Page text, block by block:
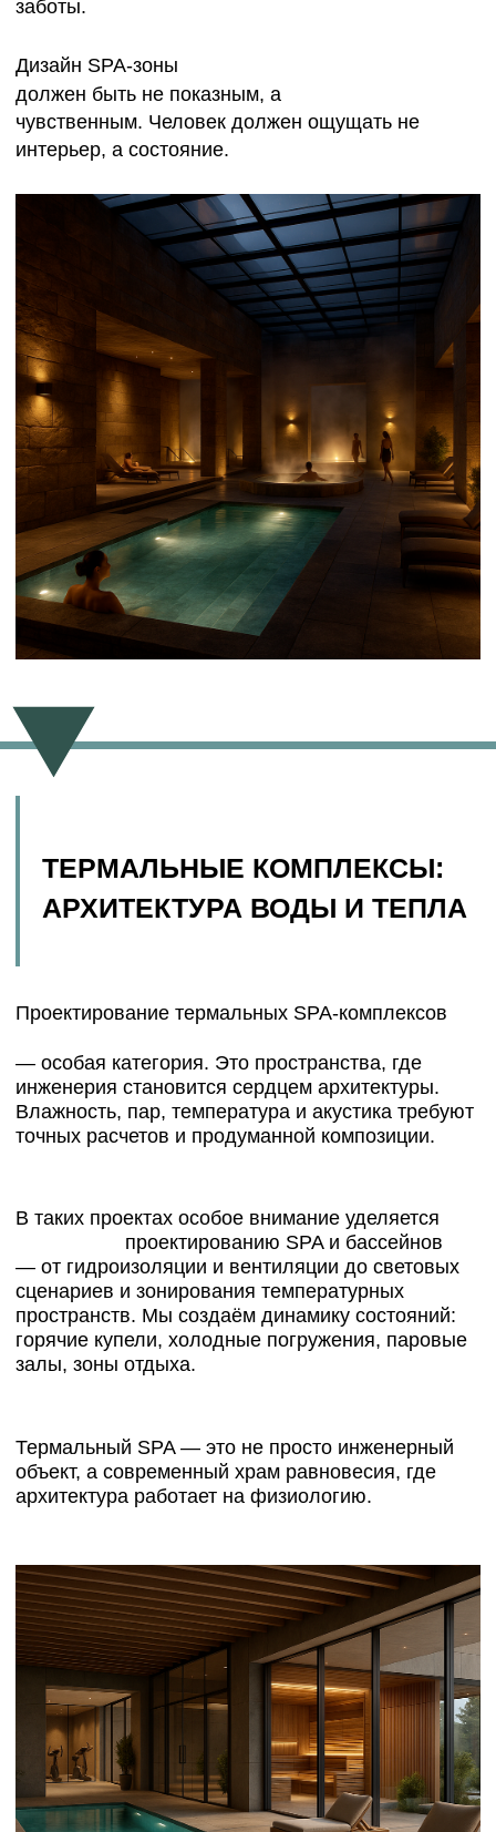
:
СДЕРЖАННАЯ РОСКОШЬ
SPA ЭЛИТ-КЛАССА
SPA-ЦЕНТРЫ И КЛУБЫ: ОТ
РИТУАЛА К СИСТЕМЕ
камень, дерево, стекло, латунь. Здесь важен не
блеск, а ощущение качества, веса и покоя.
Инженерные решения интегрируются незаметно:
вентиляция, подогрев полов, регулировка света
и влажности. Всё работает на ощущение
естественности и легкости.
Так рождаются пространства, где человек
отдыхает не только телом, но и взглядом.
Проект SPA-комплекса элит-класса
психологии и эстетики. Архитектор должен
учитывать не только нормы и коммуникации, но и
эмоциональную логику пребывания. Гость
должен понимать, куда идти, где остановиться,
— это синтез инженерии,
Проектирование SPA
все чаще проектируются как
мультифункциональные оздоровительные
пространства. Они включают фитнес-зоны,
бассейны, кафе, массажные и термо-зоны.
Главное — сценарий движения, понятный и
спокойный, без визуальной перегрузки и суеты.
SPA-центры
Современные
АРХИТЕКТУРА, КОТОРАЯ
— это не типология, а философия: создавать
пространства, где человек возвращается к себе.
проектирование SPA
ДляArchiAll
В нем нет случайных решений, потому что всё —
часть ощущения баланса.
не просто красив — он живёт. Он реагирует на
движение, на воздух, на свет.
проект SPA
Хороший